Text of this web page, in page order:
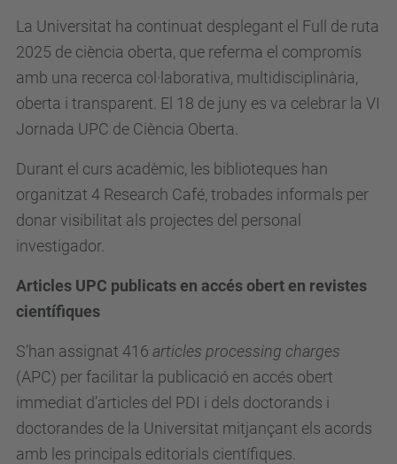
La Universitat ha continuat desplegant el Full de ruta
2025 de ciència oberta, que referma el compromís
amb una recerca col·laborativa, multidisciplinària,
oberta i transparent. El 18 de juny es va celebrar la VI
Jornada UPC de Ciència Oberta.
Durant el curs acadèmic, les biblioteques han
organitzat 4 Research Café, trobades informals per
donar visibilitat als projectes del personal
investigador.
Articles UPC publicats en accés obert en revistes
científiques
S’han assignat 416 articles processing charges
(APC) per facilitar la publicació en accés obert
immediat d’articles del PDI i dels doctorands i
doctorandes de la Universitat mitjançant els acords
amb les principals editorials científiques.